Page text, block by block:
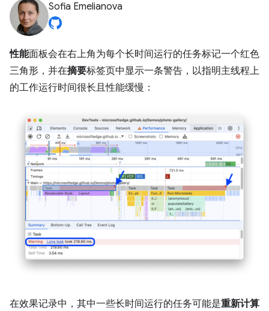
Sofia Emelianova
性能面板会在右上角为每个长时间运行的任务标记一个红色
三角形，并在摘要标签页中显示一条警告，以指明主线程上
的工作运行时间很长且性能缓慢：
在效果记录中，其中一些长时间运行的任务可能是重新计算